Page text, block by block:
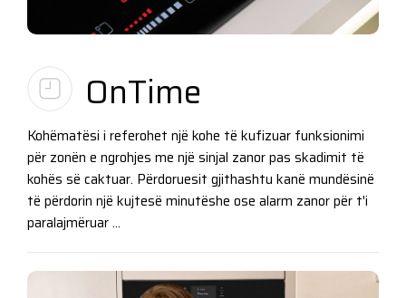
OnTime
Kohëmatësi i referohet një kohe të kufizuar funksionimi
për zonën e ngrohjes me një sinjal zanor pas skadimit të
kohës së caktuar. Përdoruesit gjithashtu kanë mundësinë
të përdorin një kujtesë minutëshe ose alarm zanor për t'i
paralajmëruar ...